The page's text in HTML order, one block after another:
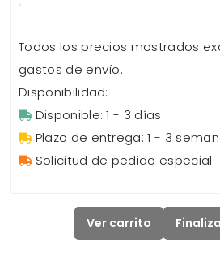
Todos los precios mostrados
gastos de envío.
Disponibilidad:
Disponible: 1 - 3 días
Plazo de entrega: 1 - 3
Solicitud de pedido especial
Ver carrito